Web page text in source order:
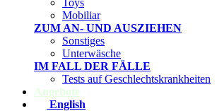
Toys
Mobiliar
ZUM AN- UND AUSZIEHEN
Sonstiges
Unterwäsche
IM FALL DER FÄLLE
Tests auf Geschlechtskrankheiten
Angebote
English